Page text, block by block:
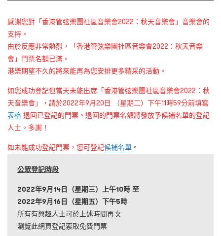
感謝您對「香港管弦樂團社區音樂會2022：秋天音樂會」音樂會的
支持。
由於反應非常熱烈，「香港管弦樂團社區音樂會2022：秋天音樂
會」門票名額已滿。
港樂期望不久的將來能再為您安排更多精采的活動。
如您成功登記但當天未能出席「香港管弦樂團社區音樂會2022：秋
天音樂會」，請於2022年9月20日 （星期二）下午11時59分前填寫
表格 退回已登記的門票。退回的門票名額將發放予候補名單的登記
人士。多謝！
如未能成功登記門票，您可登記候補名單 。
公眾登記時段
2022年9月14日（星期三）上午10時 至
2022年9月16日（星期五）下午5時
所有有興趣人士可於上述時間再次
瀏覽此網頁登記索取免費門票